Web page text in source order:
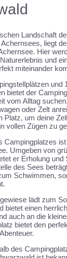
Landschaft
liegt
Hier
und
miteinander
und
bietet der
vom Alltag
oder Zelt
Platz, um deine
vollen Zügen zu
Campingplatzes
Umgeben von
er Erholung
des Sees
Schwimmen,
lädt zum
bietet einen
auch an die
bietet den
des